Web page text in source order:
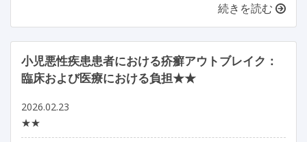
続きを読む
小児悪性疾患患者における疥癬アウトブレイク：
臨床および医療における負担★★
2026.02.23
★★